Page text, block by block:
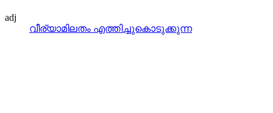
adj
വീര്യാമിലതം എത്തിച്ചുകൊടുക്കുന്ന